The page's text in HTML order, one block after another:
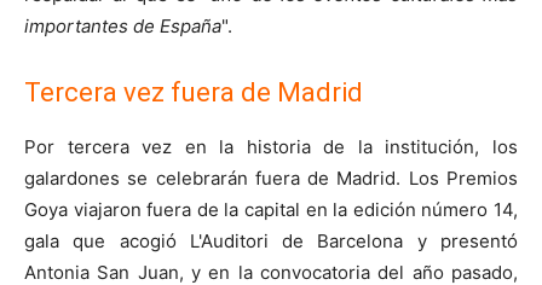
importantes de España".
Tercera vez fuera de Madrid
Por tercera vez en la historia de la institución, los
galardones se celebrarán fuera de Madrid. Los Premios
Goya viajaron fuera de la capital en la edición número 14,
gala que acogió L'Auditori de Barcelona y presentó
Antonia San Juan, y en la convocatoria del año pasado,